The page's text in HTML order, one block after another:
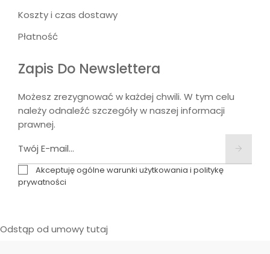
Koszty i czas dostawy
Płatność
Zapis Do Newslettera
Możesz zrezygnować w każdej chwili. W tym celu
należy odnaleźć szczegóły w naszej informacji
prawnej.
Akceptuję ogólne warunki użytkowania i politykę
prywatności
Odstąp od umowy tutaj